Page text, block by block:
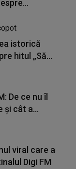
istorică
hitul „Să...
De ce nu îl
și cât a...
viral care a
Digi FM